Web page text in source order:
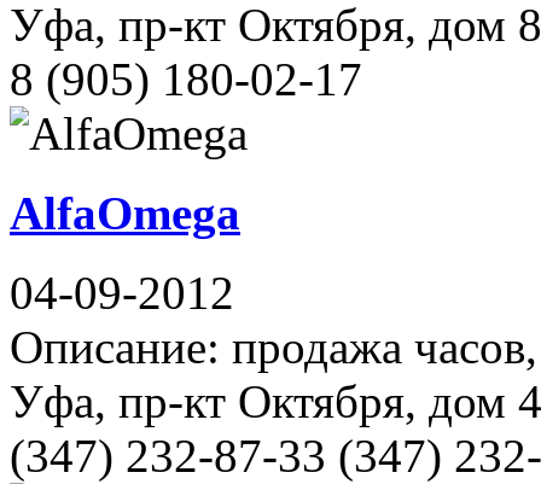
Уфа, пр-кт Октября, дом
8 (905) 180-02-17
AlfaOmega
04-09-2012
Описание: продажа
Уфа, пр-кт Октября, дом
(347) 232-87-33 (347)